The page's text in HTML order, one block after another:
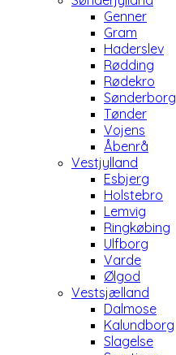
Genner
Gram
Haderslev
Rødding
Rødekro
Sønderborg
Tønder
Vojens
Åbenrå
Vestjylland
Esbjerg
Holstebro
Lemvig
Ringkøbing
Ulfborg
Varde
Ølgod
Vestsjælland
Dalmose
Kalundborg
Slagelse